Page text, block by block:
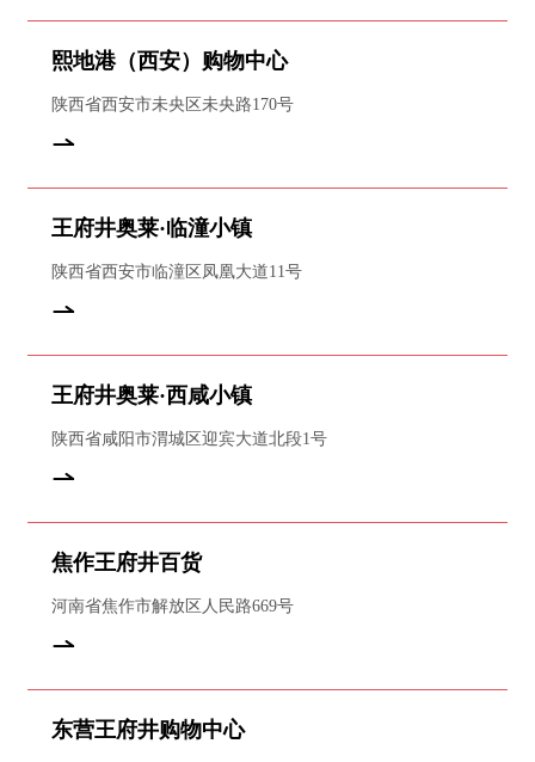
熙地港（西安）购物中心
陕西省西安市未央区未央路170号
王府井奥莱·临潼小镇
陕西省西安市临潼区凤凰大道11号
王府井奥莱·西咸小镇
陕西省咸阳市渭城区迎宾大道北段1号
焦作王府井百货
河南省焦作市解放区人民路669号
东营王府井购物中心